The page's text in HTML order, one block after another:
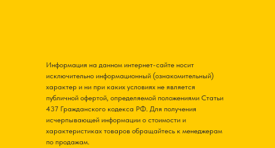
Информация на данном интернет-сайте носит
исключительно информационный (ознакомительный)
характер и ни при каких условиях не является
публичной офертой, определяемой положениями Статьи
437 Гражданского кодекса РФ. Для получения
исчерпывающей информации о стоимости и
характеристиках товаров обращайтесь к менеджерам
по продажам.